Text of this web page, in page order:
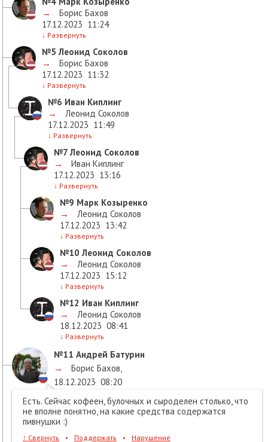
→
Борис Бахов
17.12.2023 11:24
↓ Развернуть
№5 Леонид Соколов
→
Борис Бахов
17.12.2023 11:32
↓ Развернуть
№6 Иван Киплинг
→
Леонид Соколов
17.12.2023 11:49
↓ Развернуть
№7Леонид Соколов
→
Иван Киплинг
17.12.2023 13:16
↓ Развернуть
№9 Марк Козыренко
→
Леонид Соколов
17.12.2023 13:42
↓ Развернуть
№10 Леонид Соколов
→
Леонид Соколов
17.12.2023 15:12
↓ Развернуть
№12 Иван Киплинг
→
Леонид Соколов
18.12.2023 08:41
↓ Развернуть
№11 Андрей Батурин
→
Борис Бахов,
18.12.2023 08:20
Есть. Сейчас кофеен, булочных и сыроделен столько, что
не вполне понятно, на какие средства содержатся
пивнушки :)
↑ Свернуть • Поддержать • Нарушение